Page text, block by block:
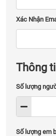
Xác Nhận
Thông
Số lượng
Số lượng em